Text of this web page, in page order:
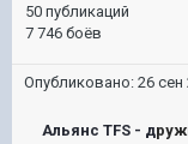
50 публикаций
7 746 боёв
Опубликовано: 26 сен
Альянс TFS - д